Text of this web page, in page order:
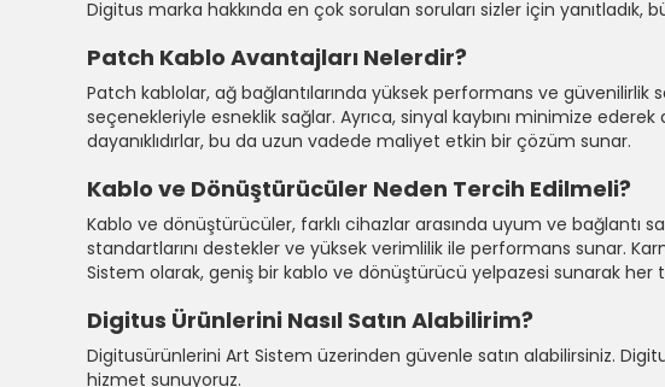
Digitus marka hakkında en çok sorulan soruları sizler için
Patch Kablo Avantajları Nelerdir?
Patch kablolar, ağ bağlantılarında yüksek performans ve güvenilirlik
seçenekleriyle esneklik sağlar. Ayrıca, sinyal kaybını minimize
dayanıklıdırlar, bu da uzun vadede maliyet etkin bir çözüm sunar.
Kablo ve Dönüştürücüler Neden Tercih Edilmeli?
Kablo ve dönüştürücüler, farklı cihazlar arasında uyum ve bağlantı
standartlarını destekler ve yüksek verimlilik ile performans sunar.
Sistem olarak, geniş bir kablo ve dönüştürücü yelpazesi sunarak her
Digitus​ Ürünlerini Nasıl Satın Alabilirim?
Digitusürünlerini Art Sistem üzerinden güvenle satın alabilirsiniz.
hizmet sunuyoruz.